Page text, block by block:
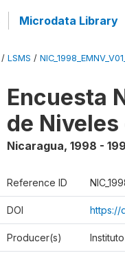
Microdata Library
/ LSMS /
Encuesta
de Niveles
Nicaragua, 1998 -
Reference ID
DOI https://
Producer(s)